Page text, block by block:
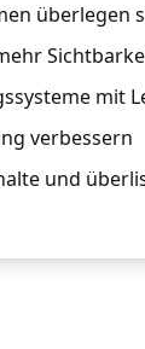
überlegen
mit
verbessern
und